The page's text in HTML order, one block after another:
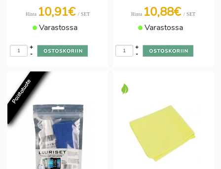
Hinta 10,91€ / SET
Varastossa
-
+
Hinta 10,88€ / SET
Varastossa
-
+
Poistotuote